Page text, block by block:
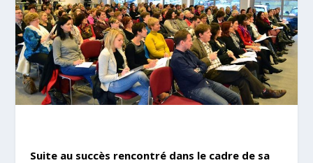
Suite au succès rencontré dans le cadre de sa